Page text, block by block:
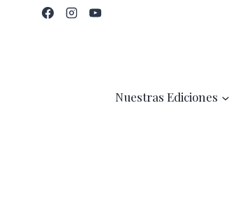
Nuestras Ediciones